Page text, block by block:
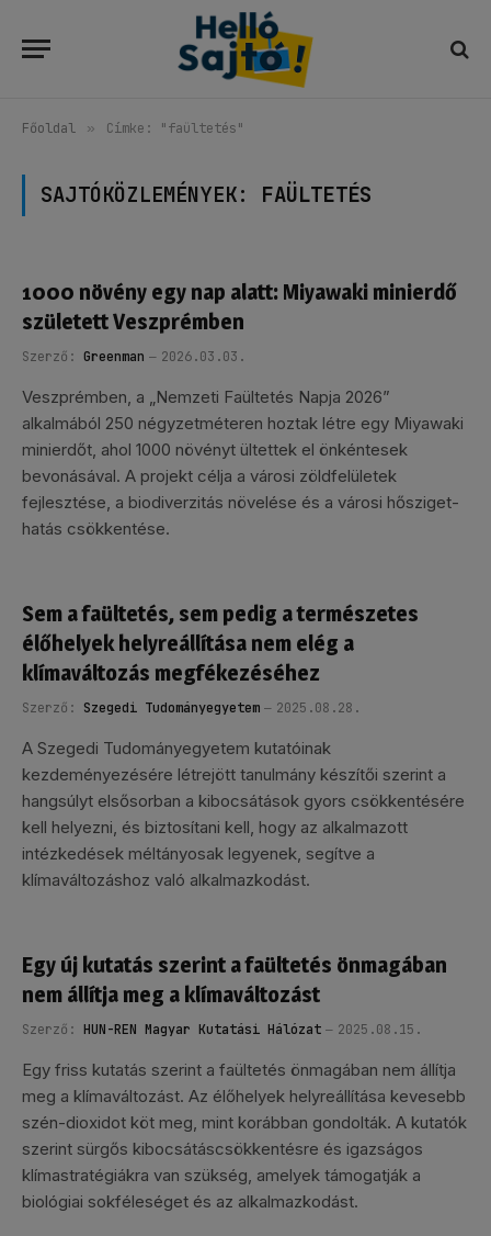
Főoldal » Címke: "faültetés"
SAJTÓKÖZLEMÉNYEK: FAÜLTETÉS
1000 növény egy nap alatt: Miyawaki minierdő
született Veszprémben
Szerző: Greenman 2026.03.03.
Veszprémben, a „Nemzeti Faültetés Napja 2026”
alkalmából 250 négyzetméteren hoztak létre egy Miyawaki
minierdőt, ahol 1000 növényt ültettek el önkéntesek
bevonásával. A projekt célja a városi zöldfelületek
fejlesztése, a biodiverzitás növelése és a városi hősziget-
hatás csökkentése.
Sem a faültetés, sem pedig a természetes
élőhelyek helyreállítása nem elég a
klímaváltozás megfékezéséhez
Szerző: Szegedi Tudományegyetem 2025.08.28.
A Szegedi Tudományegyetem kutatóinak
kezdeményezésére létrejött tanulmány készítői szerint a
hangsúlyt elsősorban a kibocsátások gyors csökkentésére
kell helyezni, és biztosítani kell, hogy az alkalmazott
intézkedések méltányosak legyenek, segítve a
klímaváltozáshoz való alkalmazkodást.
Egy új kutatás szerint a faültetés önmagában
nem állítja meg a klímaváltozást
Szerző: HUN-REN Magyar Kutatási Hálózat 2025.08.15.
Egy friss kutatás szerint a faültetés önmagában nem állítja
meg a klímaváltozást. Az élőhelyek helyreállítása kevesebb
szén-dioxidot köt meg, mint korábban gondolták. A kutatók
szerint sürgős kibocsátáscsökkentésre és igazságos
klímastratégiákra van szükség, amelyek támogatják a
biológiai sokféleséget és az alkalmazkodást.